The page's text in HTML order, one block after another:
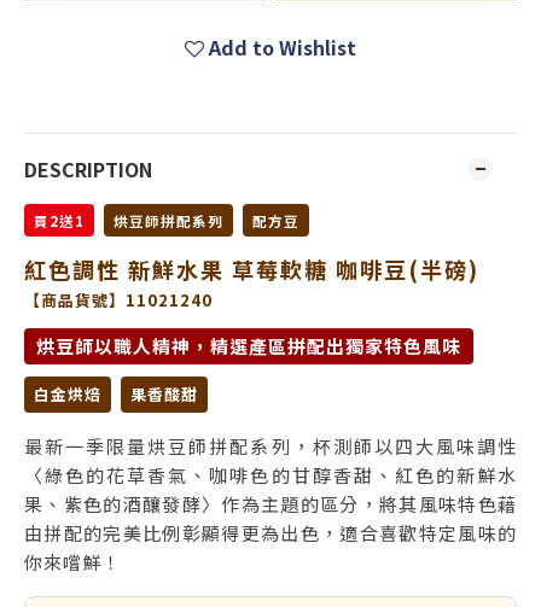
Add to Wishlist
DESCRIPTION
買2送1 烘豆師拼配系列 配方豆
紅色調性 新鮮水果 草莓軟糖 咖啡豆(半磅)
【商品貨號】11021240
烘豆師以職人精神，精選產區拼配出獨家特色風味
白金烘焙 果香酸甜
最新一季限量烘豆師拼配系列，杯測師以四大風味調性
〈綠色的花草香氣、咖啡色的甘醇香甜、紅色的新鮮水
果、紫色的酒釀發酵〉作為主題的區分，將其風味特色藉
由拼配的完美比例彰顯得更為出色，適合喜歡特定風味的
你來嚐鮮！